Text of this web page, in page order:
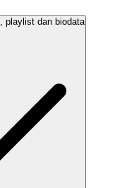
playlist dan biodata